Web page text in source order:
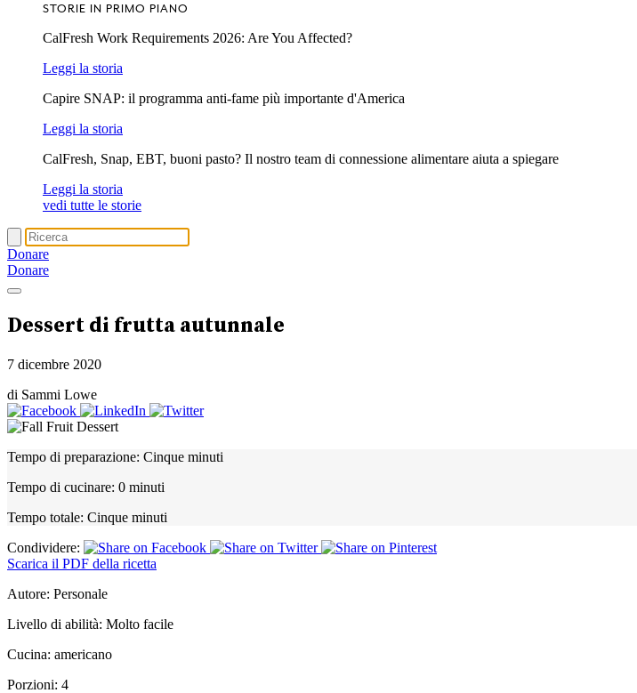
STORIE IN PRIMO PIANO
CalFresh Work Requirements 2026: Are You Affected?
Leggi la storia
Capire SNAP: il programma anti-fame più importante d'America
Leggi la storia
CalFresh, Snap, EBT, buoni pasto? Il nostro team di connessione alimentare aiuta a spiegare
Leggi la storia
vedi tutte le storie
Donare
Donare
Dessert di frutta autunnale
7 dicembre 2020
di Sammi Lowe
Tempo di preparazione: Cinque minuti
Tempo di cucinare: 0 minuti
Tempo totale: Cinque minuti
Condividere:
Scarica il PDF della ricetta
Autore: Personale
Livello di abilità: Molto facile
Cucina: americano
Porzioni: 4